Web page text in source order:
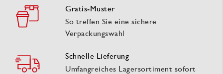
Gratis-Muster
So treffen Sie eine sichere
Verpackungswahl
Schnelle Lieferung
Umfangreiches Lagersortiment sofort